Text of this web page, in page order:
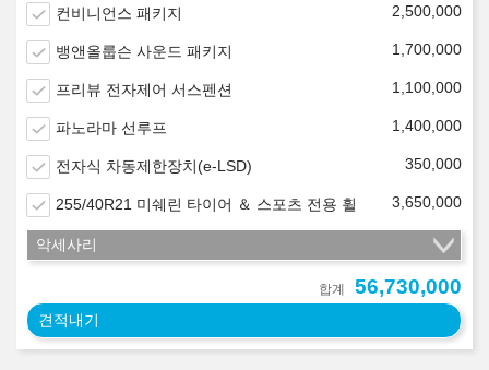
컨비니언스 패키지 2,500,000
뱅앤올룹슨 사운드 패키지 1,700,000
프리뷰 전자제어 서스펜션 1,100,000
파노라마 선루프 1,400,000
전자식 차동제한장치(e-LSD) 350,000
255/40R21 미쉐린 타이어 ＆ 스포츠 전용 휠 3,650,000
악세사리
합계 56,730,000
견적내기